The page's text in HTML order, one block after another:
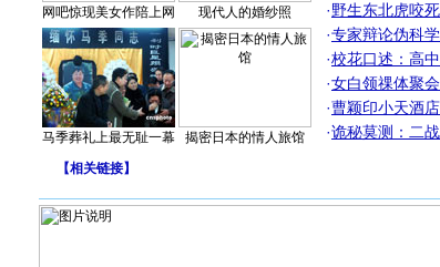
网吧惊现美女作陪上网 现代人的婚纱照
马季葬礼上最无耻一幕 揭密日本的情人旅馆
·野生东北虎咬
·专家辩论伪科
·校花口述：高
·女白领祼体聚
·曹颖印小天酒
·诡秘莫测：二
【相关链接】